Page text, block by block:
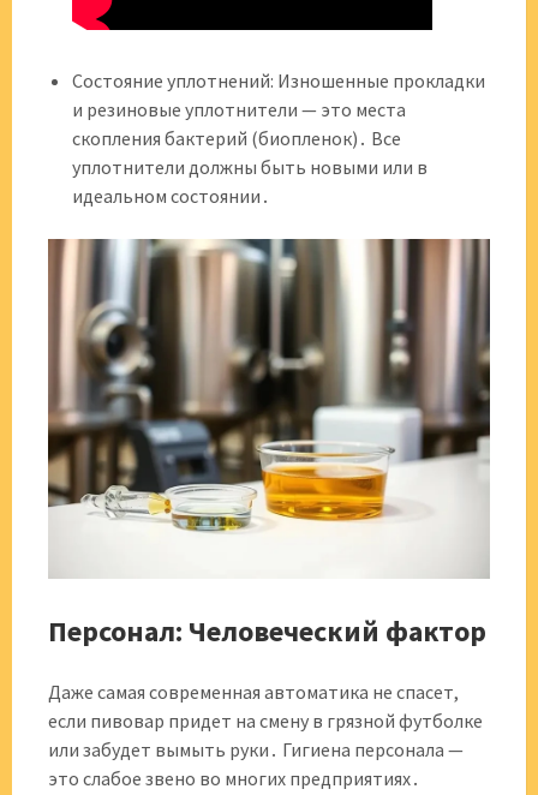
Состояние уплотнений: Изношенные прокладки
и резиновые уплотнители — это места
скопления бактерий (биопленок)․ Все
уплотнители должны быть новыми или в
идеальном состоянии․
Персонал: Человеческий фактор
Даже самая современная автоматика не спасет,
если пивовар придет на смену в грязной футболке
или забудет вымыть руки․ Гигиена персонала —
это слабое звено во многих предприятиях․